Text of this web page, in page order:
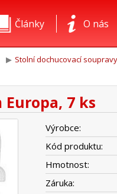
O nás
Články
Stolní dochucovací soupravy
7 ks
Výrobce:
Kód produktu:
Hmotnost:
Záruka: